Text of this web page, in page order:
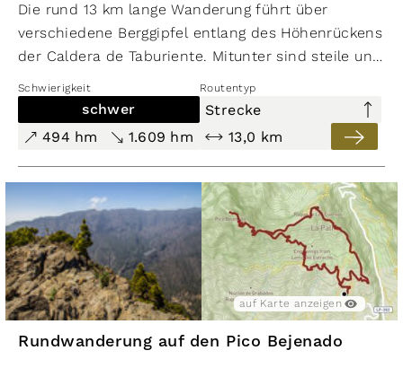
schwer
494 hm
1.609 hm
Wanderung Pista Pico de la Nieve –
Ermita de la Virgen
Nationalpark Caldera de Taburiente
,
La Palma
auf Karte anzeigen
auf Karte ausblenden
Die rund 13 km lange Wanderung führt über
verschiedene Berggipfel entlang des Höhenrückens
der Caldera de Taburiente. Mitunter sind steile und
exponierte Abschnitte zu überwinden. Die Route
bietet umwerfende Ausblicke auf die spektakuläre
Landschaft der Caldera.
Schwierigkeit Routentyp
schwer
Strecke
494 hm
1.609 hm 13,0 km
auf Karte anzeigen
Rundwanderung auf den Pico Bejenado